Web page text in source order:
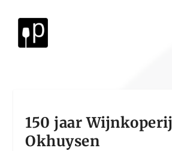
150 jaar Wijnkoperij
Okhuysen